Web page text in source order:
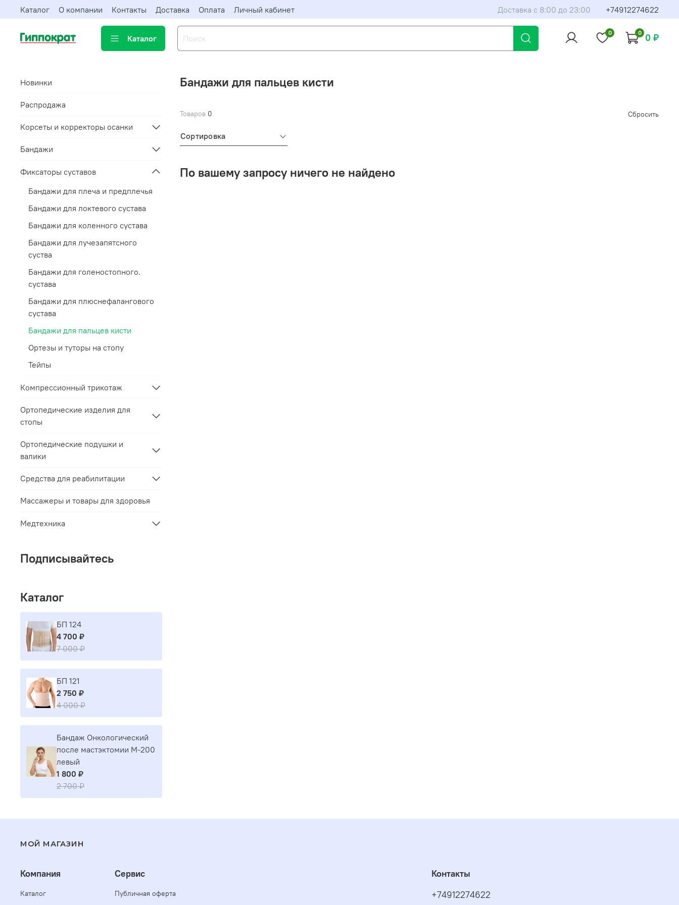
Каталог О компании Контакты Доставка Оплата Личный кабинет Доставка с 8:00 до 23:00 +74912274622
Каталог
0 0 0 ₽
Бандажи для пальцев кисти
Товаров 0 Сбросить
Сортировка
По вашему запросу ничего не найдено
Новинки
Распродажа
Корсеты и корректоры осанки
Бандажи
Фиксаторы суставов
Бандажи для плеча и предплечья
Бандажи для локтевого сустава
Бандажи для коленного сустава
Бандажи для лучезапятсного
суства
Бандажи для голеностопного.
сустава
Бандажи для плюснефалангового
сустава
Бандажи для пальцев кисти
Ортезы и туторы на стопу
Тейпы
Компрессионный трикотаж
Ортопедические изделия для
стопы
Ортопедические подушки и
валики
Средства для реабилитации
Массажеры и товары для здоровья
Медтехника
Подписывайтесь
Каталог
БП 124
4 700 ₽
7 000 ₽
БП 121
2 750 ₽
4 000 ₽
Бандаж Онкологический
после мастэктомии М-200
левый
1 800 ₽
2 700 ₽
МОЙ МАГАЗИН
Компания
Каталог
Сервис
Публичная оферта
Контакты
+74912274622